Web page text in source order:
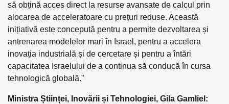
să obțină acces direct la resurse avansate de calcul prin
alocarea de acceleratoare cu prețuri reduse. Această
inițiativă este concepută pentru a permite dezvoltarea și
antrenarea modelelor mari în Israel, pentru a accelera
inovația industrială și de cercetare și pentru a întări
capacitatea Israelului de a continua să conducă în cursa
tehnologică globală.”
Ministra Științei, Inovării și Tehnologiei, Gila Gamliel: